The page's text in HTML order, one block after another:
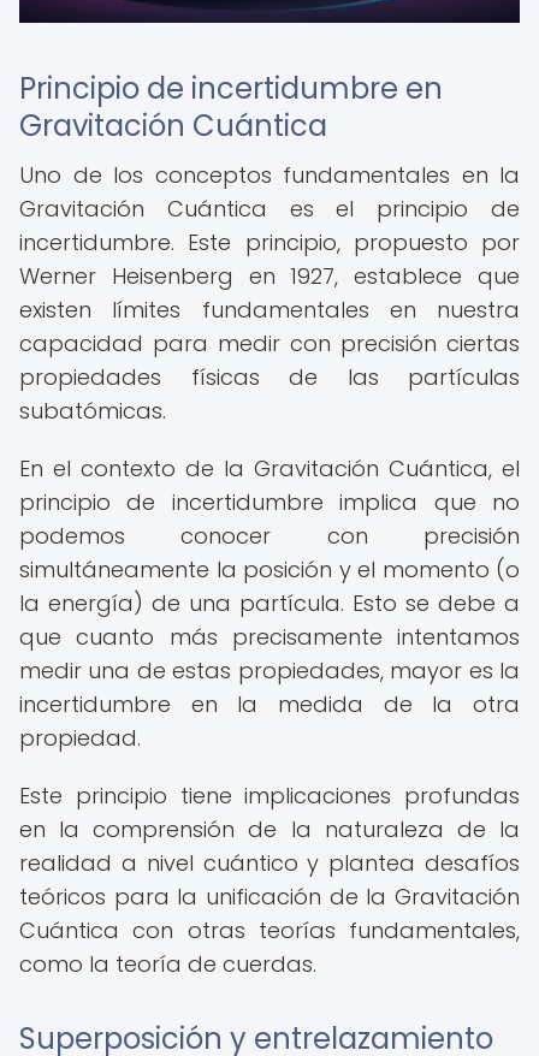
Principio de incertidumbre en
Gravitación Cuántica
Uno de los conceptos fundamentales en la
Gravitación Cuántica es el principio de
incertidumbre. Este principio, propuesto por
Werner Heisenberg en 1927, establece que
existen límites fundamentales en nuestra
capacidad para medir con precisión ciertas
propiedades físicas de las partículas
subatómicas.
En el contexto de la Gravitación Cuántica, el
principio de incertidumbre implica que no
podemos conocer con precisión
simultáneamente la posición y el momento (o
la energía) de una partícula. Esto se debe a
que cuanto más precisamente intentamos
medir una de estas propiedades, mayor es la
incertidumbre en la medida de la otra
propiedad.
Este principio tiene implicaciones profundas
en la comprensión de la naturaleza de la
realidad a nivel cuántico y plantea desafíos
teóricos para la unificación de la Gravitación
Cuántica con otras teorías fundamentales,
como la teoría de cuerdas.
Superposición y entrelazamiento